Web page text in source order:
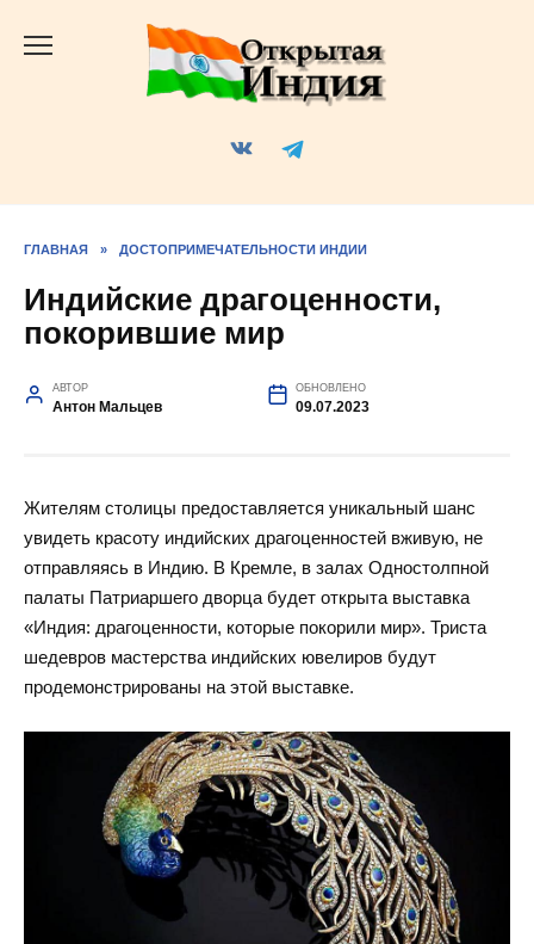
ГЛАВНАЯ » ДОСТОПРИМЕЧАТЕЛЬНОСТИ ИНДИИ
Индийские драгоценности,
покорившие мир
АВТОР
Антон Мальцев
ОБНОВЛЕНО
09.07.2023
Жителям столицы предоставляется уникальный шанс
увидеть красоту индийских драгоценностей вживую, не
отправляясь в Индию. В Кремле, в залах Одностолпной
палаты Патриаршего дворца будет открыта выставка
«Индия: драгоценности, которые покорили мир». Триста
шедевров мастерства индийских ювелиров будут
продемонстрированы на этой выставке.